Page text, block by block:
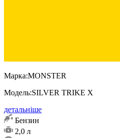
Марка:MONSTER
Модель:SILVER TRIKE X
детальніше
Бензин
2,0 л